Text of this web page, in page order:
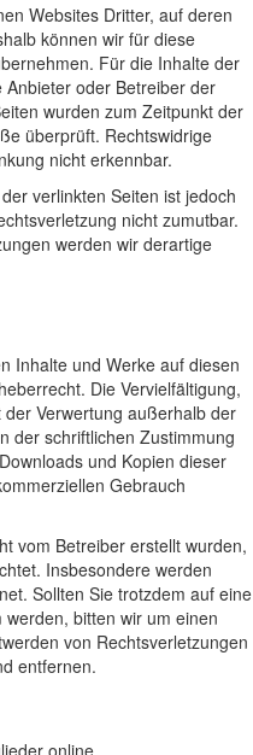
Websites Dritter, auf deren
können wir für diese
Für die Inhalte der
oder Betreiber der
wurden zum Zeitpunkt der
überprüft. Rechtswidrige
nicht erkennbar.
verlinkten Seiten ist jedoch
nicht zumutbar.
werden wir derartige
Inhalte und Werke auf diesen
Die Vervielfältigung,
Verwertung außerhalb der
der schriftlichen Zustimmung
und Kopien dieser
Gebrauch
vom Betreiber erstellt wurden,
Insbesondere werden
Sollten Sie trotzdem auf eine
bitten wir um einen
von Rechtsverletzungen
entfernen.